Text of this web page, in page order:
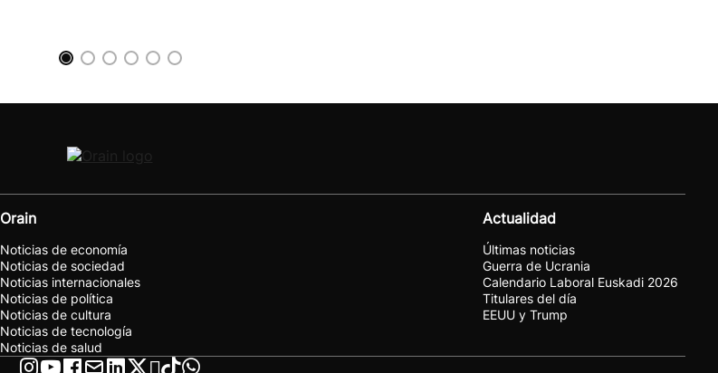
Orain
Noticias de economía
Noticias de sociedad
Noticias internacionales
Noticias de política
Noticias de cultura
Noticias de tecnología
Noticias de salud
Actualidad
Últimas noticias
Guerra de Ucrania
Calendario Laboral Euskadi 2026
Titulares del día
EEUU y Trump